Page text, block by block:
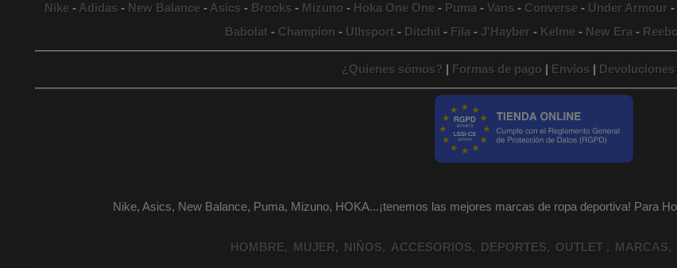
Nike- Adidas- New Balance- Asics- Brooks- Mizuno- Hoka One One- Puma - Vans- Converse- Under Armour-
Babolat - Champion - Ulhsport - Ditchil - Fila - J'Hayber - Kelme - New Era -
¿Quienes sómos? | Formas de pago| Envíos| Devoluciones
Nike, Asics, New Balance, Puma, Mizuno, HOKA...¡tenemos las mejores marcas de ropa deportiva! Para
HOMBRE MUJER NIÑOS ACCESORIOS DEPORTES OUTLET MARCAS